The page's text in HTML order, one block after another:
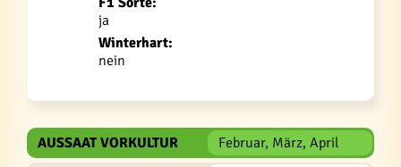
ja
Winterhart:
nein
AUSSAAT VORKULTUR Februar, März, April